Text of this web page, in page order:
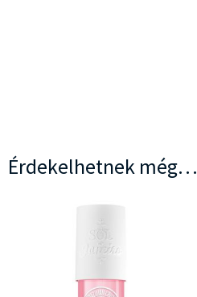
Érdekelhetnek még…